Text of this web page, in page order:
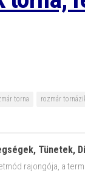
torna rozmár
Tünetek,
rajongója, a